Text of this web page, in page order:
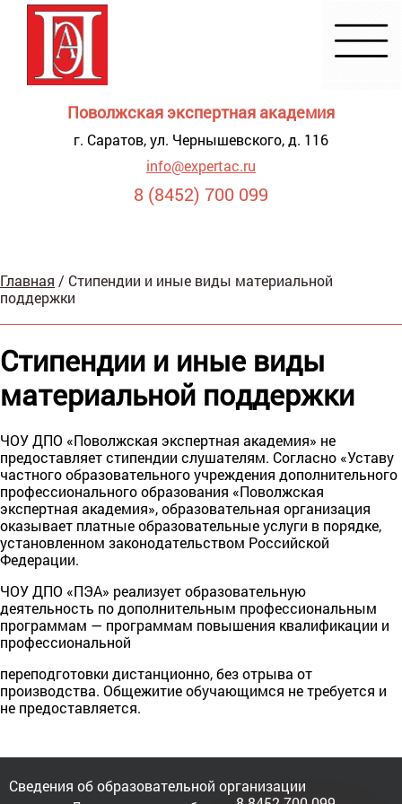
Поволжская экспертная академия
г. Саратов, ул. Чернышевского, д. 116
info@expertac.ru
8 (8452) 700 099
для
Главная / Стипендии и иные виды материальной
поддержки
Стипендии и иные виды
материальной поддержки
ЧОУ ДПО «Поволжская экспертная академия» не
предоставляет стипендии слушателям. Согласно «Уставу
частного образовательного учреждения дополнительного
профессионального образования «Поволжская
экспертная академия», образовательная организация
оказывает платные образовательные услуги в порядке,
установленном законодательством Российской
Федерации.
ЧОУ ДПО «ПЭА» реализует образовательную
деятельность по дополнительным профессиональным
программам — программам повышения квалификации и
профессиональной
переподготовки дистанционно, без отрыва от
производства. Общежитие обучающимся не требуется и
не предоставляется.
Сведения об образовательной организации